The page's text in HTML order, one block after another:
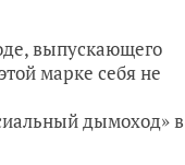
выпускающего
марке себя не
дымоход» в